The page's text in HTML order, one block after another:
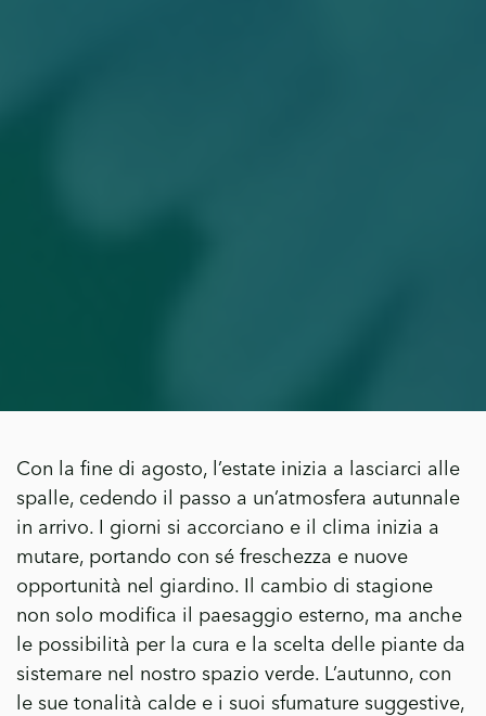
Con la fine di agosto, l’estate inizia a lasciarci alle
spalle, cedendo il passo a un’atmosfera autunnale
in arrivo. I giorni si accorciano e il clima inizia a
mutare, portando con sé freschezza e nuove
opportunità nel giardino. Il cambio di stagione
non solo modifica il paesaggio esterno, ma anche
le possibilità per la cura e la scelta delle piante da
sistemare nel nostro spazio verde. L’autunno, con
le sue tonalità calde e i suoi sfumature suggestive,